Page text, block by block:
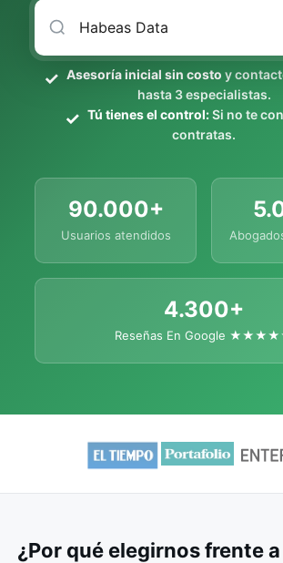
Asesoría inicial sin costo y
hasta 3 especialistas.
Tú tienes el control:Si no te
contratas.
90.000+
Usuarios atendidos
4.300+
Reseñas En Google
¿Por qué elegirnos frente